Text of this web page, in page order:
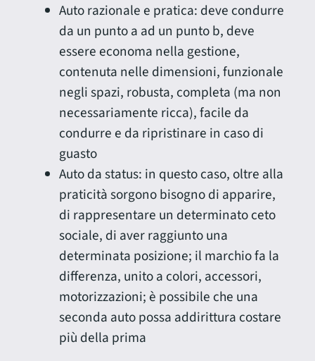
Auto razionale e pratica: deve condurre
da un punto a ad un punto b, deve
essere economa nella gestione,
contenuta nelle dimensioni, funzionale
negli spazi, robusta, completa (ma non
necessariamente ricca), facile da
condurre e da ripristinare in caso di
guasto
Auto da status: in questo caso, oltre alla
praticità sorgono bisogno di apparire,
di rappresentare un determinato ceto
sociale, di aver raggiunto una
determinata posizione; il marchio fa la
differenza, unito a colori, accessori,
motorizzazioni; è possibile che una
seconda auto possa addirittura costare
più della prima